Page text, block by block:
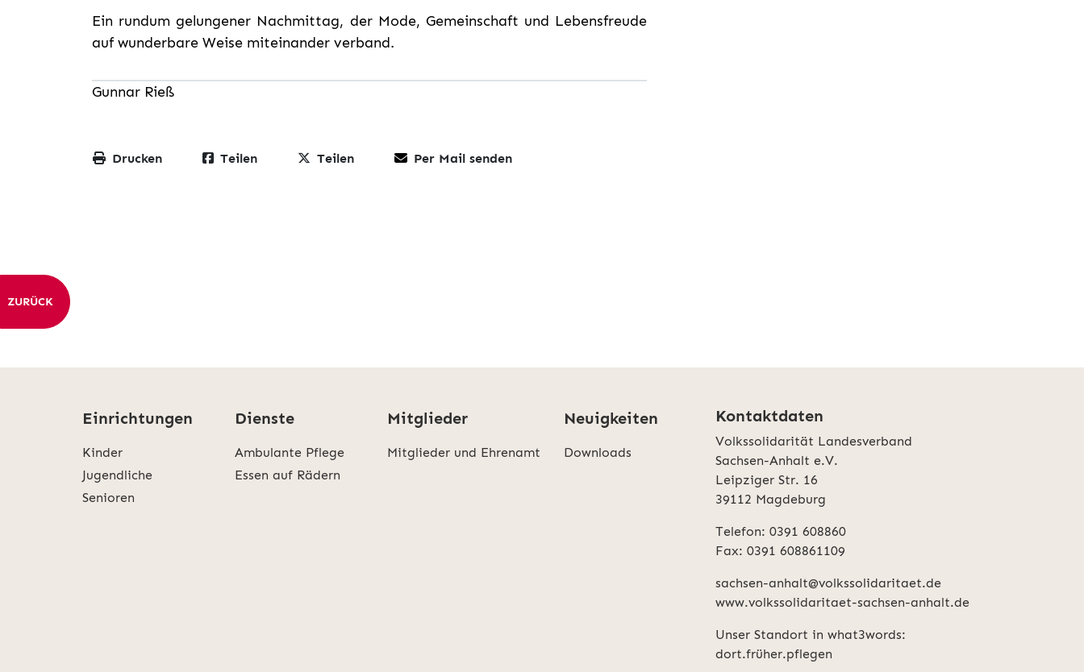
Ein rundum gelungener Nachmittag, der Mode, Gemeinschaft und Lebensfreude
auf wunderbare Weise miteinander verband.
Gunnar Rieß
Drucken Teilen Teilen Per Mail senden
ZURÜCK
Einrichtungen
Kinder
Jugendliche
Senioren
Dienste
Ambulante Pflege
Essen auf Rädern
Mitglieder
Mitglieder und Ehrenamt
Neuigkeiten
Downloads
Kontaktdaten
Volkssolidarität Landesverband
Sachsen-Anhalt e.V.
Leipziger Str. 16
39112 Magdeburg
Telefon: 0391 608860
Fax: 0391 608861109
sachsen-anhalt@volkssolidaritaet.de
www.volkssolidaritaet-sachsen-anhalt.de
Unser Standort in what3words:
dort.früher.pflegen